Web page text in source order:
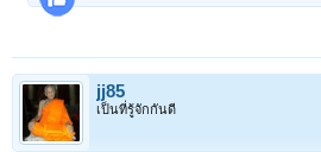
jj85
เป็นที่รู้จักกันดี